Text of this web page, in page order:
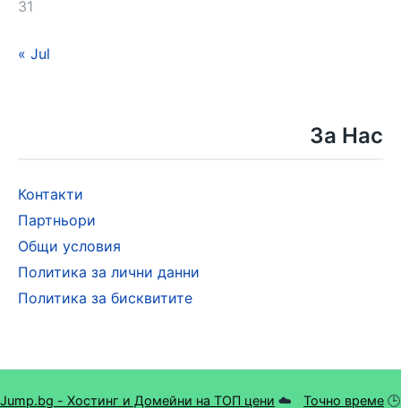
31
« Jul
За Нас
Контакти
Партньори
Общи условия
Политика за лични данни
Политика за бисквитите
Jump.bg - Хостинг и Домейни на ТОП цени ☁️ Точно време 🕒